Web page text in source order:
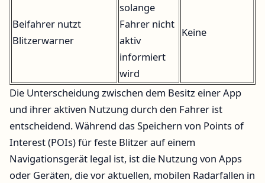
Beifahrer nutzt
Blitzerwarner
solange
Fahrer nicht
aktiv
informiert
wird
Keine
Die Unterscheidung zwischen dem Besitz einer App
und ihrer aktiven Nutzung durch den Fahrer ist
entscheidend. Während das Speichern von Points of
Interest (POIs) für feste Blitzer auf einem
Navigationsgerät legal ist, ist die Nutzung von Apps
oder Geräten, die vor aktuellen, mobilen Radarfallen in